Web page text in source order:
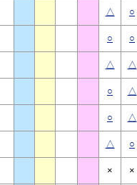
△ ○
○ ○
△ △
○ △
○ △
△ ○
× ×